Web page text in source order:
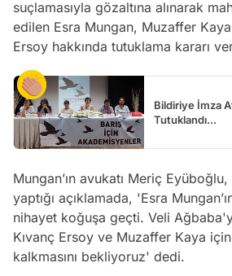
suçlamasıyla gözaltına alınarak
edilen Esra Mungan, Muzaffer Kaya
Ersoy hakkında tutuklama kararı
Bildiriye İmza
Tutuklandı...
Mungan’ın avukatı Meriç Eyüboğlu,
yaptığı açıklamada, 'Esra
nihayet koğuşa geçti. Veli
Kıvanç Ersoy ve Muzaffer Kaya
kalkmasını bekliyoruz' dedi.